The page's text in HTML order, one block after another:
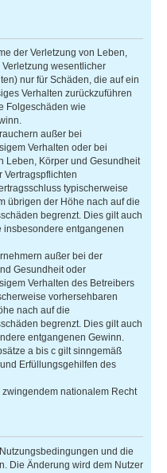
der Verletzung von Leben,
wesentlicher
nur für Schäden, die auf ein
Verhalten zurückzuführen
Folgeschäden wie
außer bei
Verhalten oder bei
Leben, Körper und Gesundheit
Vertragspflichten
typischerweise
übrigen der Höhe nach auf die
begrenzt. Dies gilt auch
insbesondere entgangenen
außer bei der
Gesundheit oder
Verhalten des Betreibers
vorhersehbaren
nach auf die
begrenzt. Dies gilt auch
entgangenen Gewinn.
a bis c gilt sinngemäß
Erfüllungsgehilfen des
nationalem Recht
und die
Die Änderung wird dem Nutzer